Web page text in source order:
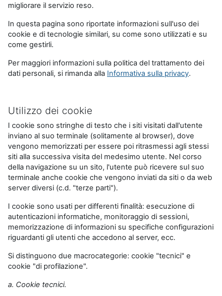
migliorare il servizio reso.
In questa pagina sono riportate informazioni sull'uso dei
cookie e di tecnologie similari, su come sono utilizzati e su
come gestirli.
Per maggiori informazioni sulla politica del trattamento dei
dati personali, si rimanda alla Informativa sulla privacy.
Utilizzo dei cookie
I cookie sono stringhe di testo che i siti visitati dall'utente
inviano al suo terminale (solitamente al browser), dove
vengono memorizzati per essere poi ritrasmessi agli stessi
siti alla successiva visita del medesimo utente. Nel corso
della navigazione su un sito, l'utente può ricevere sul suo
terminale anche cookie che vengono inviati da siti o da web
server diversi (c.d. "terze parti").
I cookie sono usati per differenti finalità: esecuzione di
autenticazioni informatiche, monitoraggio di sessioni,
memorizzazione di informazioni su specifiche configurazioni
riguardanti gli utenti che accedono al server, ecc.
Si distinguono due macrocategorie: cookie "tecnici" e
cookie "di profilazione".
a. Cookie tecnici.